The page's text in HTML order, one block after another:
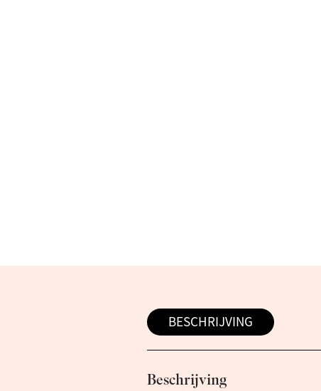
BESCHRIJVING
Beschrijving